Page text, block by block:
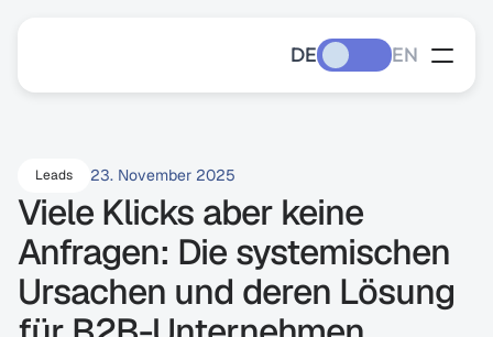
DE EN
Leads 23. November 2025
Viele Klicks aber keine
Anfragen: Die systemischen
Ursachen und deren Lösung